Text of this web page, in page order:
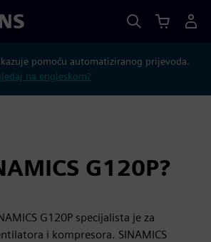
pomoću automatiziranog prijevoda.
na engleskom?
G120P?
G120P specijalista je za
i kompresora. SINAMICS